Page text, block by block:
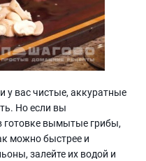
вас чистые, аккуратные
Но если вы
готовке вымытые грибы,
можно быстрее и
залейте их водой и